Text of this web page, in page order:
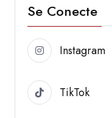
Se Conecte
Instagram
TikTok